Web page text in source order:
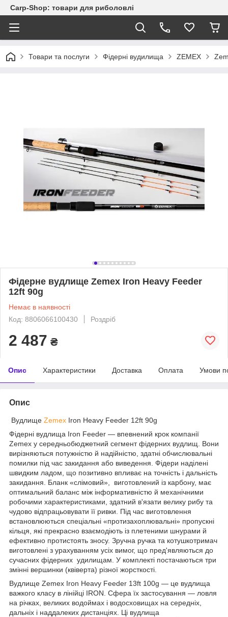
Carp-Shop: товари для риболовлі
Товари та послуги Фідерні вудилища ZEMEX
Фідерне вудлище Zemex Iron Heavy Feeder
12ft 90g
Немає в наявності
Код: 8806066100430
Роздріб
2 487 ₴
Опис Характеристики Доставка Оплата Умови
Опис
Вудлище Zemex Iron Heavy Feeder 12ft 90g
Фідерні вудлища Iron Feeder — впевнений крок компанії
Zemex у середньобюджетний сегмент фідерних вудлищ. Вони
вирізняються потужністю й надійністю, здатні обчислювальні
помилки під час закидання або виведення. Фідери наділені
швидким ладом, що позитивно впливає на точність і дальність
закидання. Бланк «слімовий», виготовлений із карбону, має
оптимальний баланс між інформативністю й механічними
робочими характеристиками, здатний в'язати велику рибу та
чудово відпрацьовувати її ривки. Під час виготовлення
встановлюються спеціальні «протизахоплювальні» пропускні
кільця, які прекрасно взаємодіють із плетеними шнурами й
ефективно протистоять зносу. Зручна ручка та котушкотримач
виготовлені з урахуванням усіх вимог, що пред'являються до
сучасних фідерних удилищам. У комплекті постачаються три
змінні вершинки (квіверта) різної жорсткості.
Вудлище Zemex Iron Heavy Feeder 13ft 100g — це вудлища
важкого класу в лінійці IRON. Сфера їх застосування — ловля
на річках, великих водоймах і водосховищах на середніх,
дальніх і наддалеких дистанціях. Ці вудлища